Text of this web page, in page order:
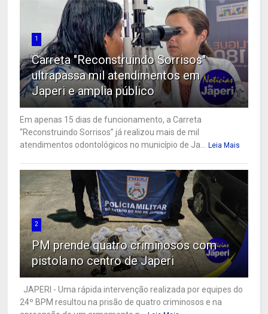
1
Carreta "Reconstruindo Sorrisos"
ultrapassa mil atendimentos em
Japeri e amplia público
Em apenas 15 dias de funcionamento, a Carreta
“Reconstruindo Sorrisos” já realizou mais de mil
atendimentos odontológicos no município de Ja...
Leia Mais
2
PM prende quatro criminosos com
pistola no centro de Japeri
JAPERI - Uma rápida intervenção realizada por equipes do
24º BPM resultou na prisão de quatro criminosos e na